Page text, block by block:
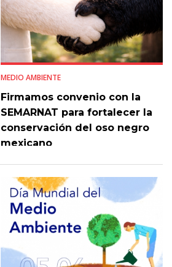
MEDIO AMBIENTE
Firmamos convenio con la
SEMARNAT para fortalecer la
conservación del oso negro
mexicano